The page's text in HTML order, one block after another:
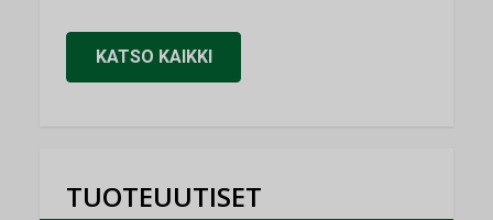
KATSO KAIKKI
TUOTEUUTISET